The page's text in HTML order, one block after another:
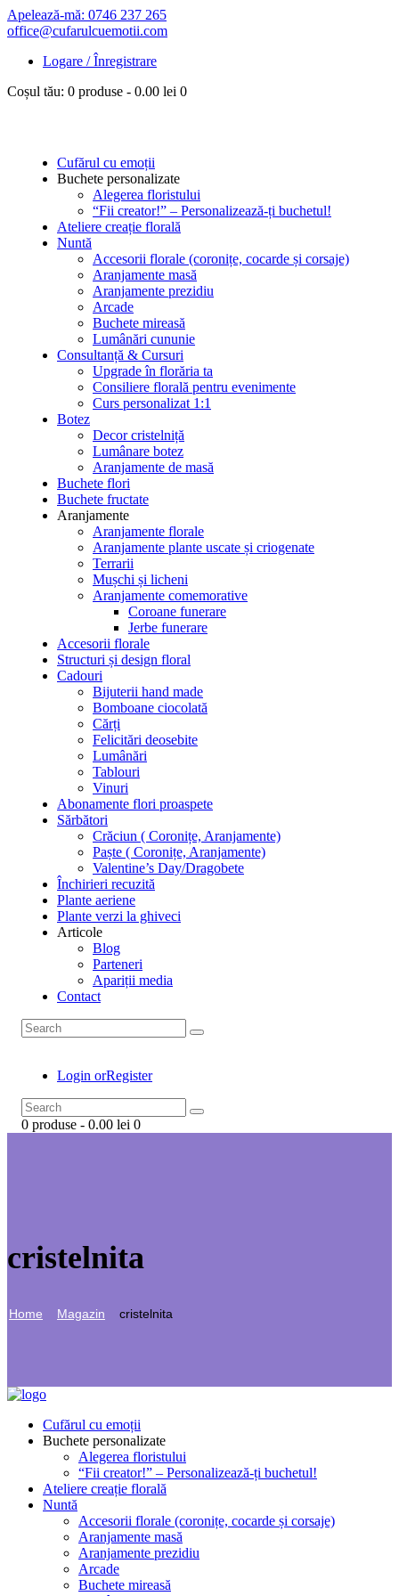
Apelează-mă: 0746 237 265
office@cufarulcuemotii.com
Logare / Înregistrare
Coșul tău: 0 produse - 0.00 lei 0
Cufărul cu emoții
Buchete personalizate
Alegerea floristului
“Fii creator!” – Personalizează-ți buchetul!
Ateliere creație florală
Nuntă
Accesorii florale (coronițe, cocarde și corsaje)
Aranjamente masă
Aranjamente prezidiu
Arcade
Buchete mireasă
Lumânări cununie
Consultanță & Cursuri
Upgrade în florăria ta
Consiliere florală pentru evenimente
Curs personalizat 1:1
Botez
Decor cristelniță
Lumânare botez
Aranjamente de masă
Buchete flori
Buchete fructate
Aranjamente
Aranjamente florale
Aranjamente plante uscate și criogenate
Terrarii
Mușchi și licheni
Aranjamente comemorative
Coroane funerare
Jerbe funerare
Accesorii florale
Structuri și design floral
Cadouri
Bijuterii hand made
Bomboane ciocolată
Cărți
Felicitări deosebite
Lumânări
Tablouri
Vinuri
Abonamente flori proaspete
Sărbători
Crăciun ( Coronițe, Aranjamente)
Paște ( Coronițe, Aranjamente)
Valentine’s Day/Dragobete
Închirieri recuzită
Plante aeriene
Plante verzi la ghiveci
Articole
Blog
Parteneri
Apariții media
Contact
Login orRegister
0 produse - 0.00 lei 0
cristelnita
Home Magazin Cristelnita
Cufărul cu emoții
Buchete personalizate
Alegerea floristului
“Fii creator!” – Personalizează-ți buchetul!
Ateliere creație florală
Nuntă
Accesorii florale (coronițe, cocarde și corsaje)
Aranjamente masă
Aranjamente prezidiu
Arcade
Buchete mireasă